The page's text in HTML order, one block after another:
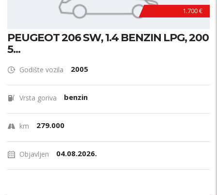
1.700 €
PEUGEOT 206 SW, 1.4 BENZIN LPG, 200
5...
Godište vozila 2005
Vrsta goriva benzin
km 279.000
Objavljen 04.08.2026.